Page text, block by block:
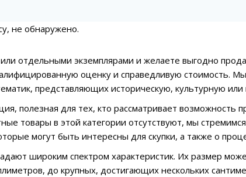
не обнаружено.
отдельными экземплярами и желаете выгодно
оценку и справедливую стоимость.
представляющих историческую, культурную
полезная для тех, кто рассматривает возможность
товары в этой категории отсутствуют, мы
могут быть интересны для скупки, а также о
широким спектром характеристик. Их размер
до крупных, достигающих нескольких